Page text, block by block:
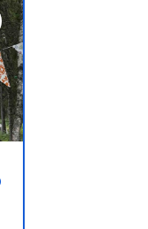
Favoriten